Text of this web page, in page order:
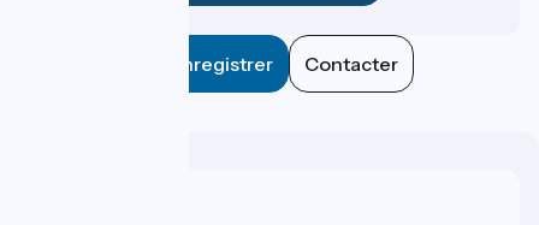
Enregistrer Contacter